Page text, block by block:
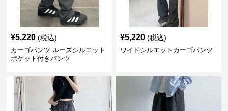
¥5,220 (税込)
カーゴパンツ ルーズシルエット
ポケット付きパンツ
¥5,220 (税込)
ワイドシルエットカーゴパンツ